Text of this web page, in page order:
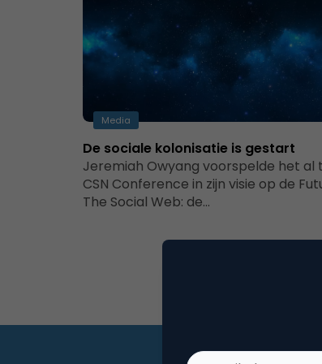
Media
De sociale kolonisatie is gestart
Jeremiah Owyang voorspelde het al
CSN Conference in zijn visie op de
The Social Web: de…